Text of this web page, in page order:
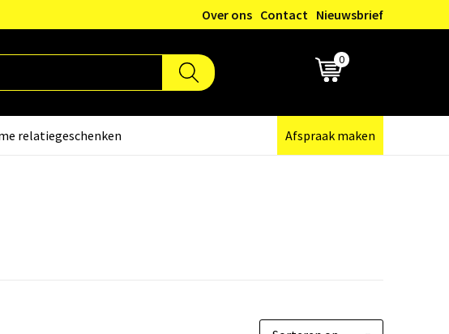
Over ons Contact Nieuwsbrief
0
relatiegeschenken Afspraak maken